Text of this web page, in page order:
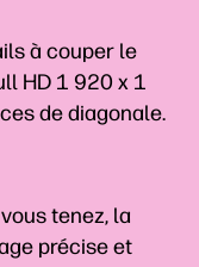
à couper le
HD 1 920 x 1
dediagonale.
tenez, la
précise et